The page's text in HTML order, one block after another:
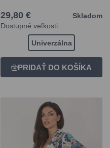
29,80 €
Skladom
Dostupné veľkosti:
Univerzálna